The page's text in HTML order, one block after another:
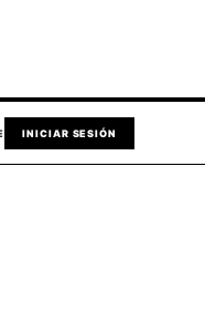
INICIAR SESIÓN